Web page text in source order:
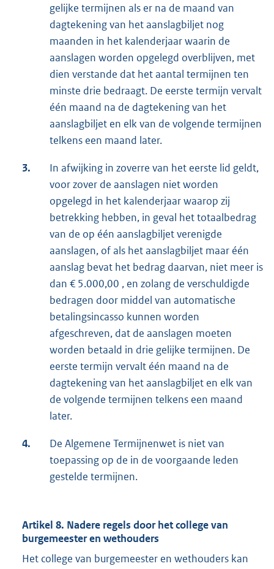
gelijke termijnen als er na de maand van
dagtekening van het aanslagbiljet nog
maanden in het kalenderjaar waarin de
aanslagen worden opgelegd overblijven, met
dien verstande dat het aantal termijnen ten
minste drie bedraagt. De eerste termijn vervalt
één maand na de dagtekening van het
aanslagbiljet en elk van de volgende termijnen
telkens een maand later.
3.
In afwijking in zoverre van het eerste lid geldt,
voor zover de aanslagen niet worden
opgelegd in het kalenderjaar waarop zij
betrekking hebben, in geval het totaalbedrag
van de op één aanslagbiljet verenigde
aanslagen, of als het aanslagbiljet maar één
aanslag bevat het bedrag daarvan, niet meer is
dan € 5.000,00 , en zolang de verschuldigde
bedragen door middel van automatische
betalingsincasso kunnen worden
afgeschreven, dat de aanslagen moeten
worden betaald in drie gelijke termijnen. De
eerste termijn vervalt één maand na de
dagtekening van het aanslagbiljet en elk van
de volgende termijnen telkens een maand
later.
4.
De Algemene Termijnenwet is niet van
toepassing op de in de voorgaande leden
gestelde termijnen.
Artikel 8. Nadere regels door het college van
burgemeester en wethouders
Het college van burgemeester en wethouders kan